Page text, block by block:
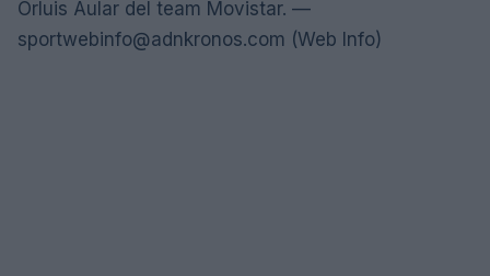
Orluis Aular del team Movistar. —
sportwebinfo@adnkronos.com (Web Info)